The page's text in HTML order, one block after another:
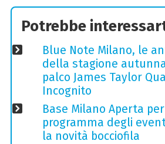
Potrebbe
Blue Note Milano, le
della stagione
palco James Taylor
Incognito
Base Milano Aperta
programma degli
la novità bocciofila